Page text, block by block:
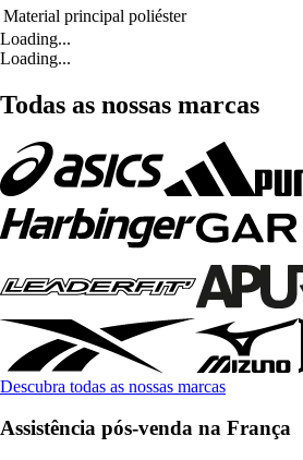
Material principal poliéster
Loading...
Loading...
Todas as nossas marcas
Descubra todas as nossas marcas
Assistência pós-venda na França